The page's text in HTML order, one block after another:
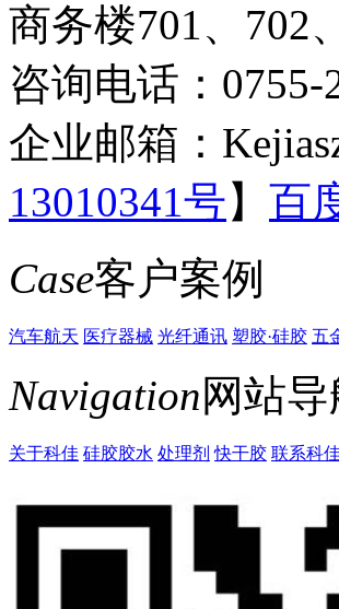
商务楼701、702
咨询电话：0755-
企业邮箱：
13010341号】 百
Case客户案例
汽车航天 医疗器械 光纤通讯 塑胶·硅胶 五
Navigation网站
关于科佳 硅胶胶水 处理剂 快干胶 联系科